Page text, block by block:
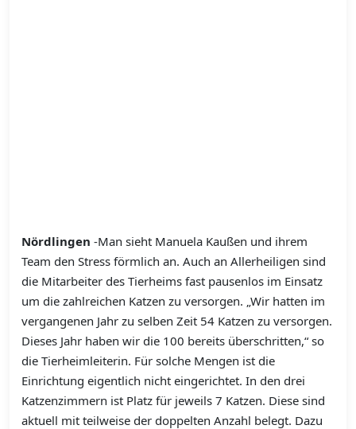
Nördlingen -Man sieht Manuela Kaußen und ihrem
Team den Stress förmlich an. Auch an Allerheiligen sind
die Mitarbeiter des Tierheims fast pausenlos im Einsatz
um die zahlreichen Katzen zu versorgen. „Wir hatten im
vergangenen Jahr zu selben Zeit 54 Katzen zu versorgen.
Dieses Jahr haben wir die 100 bereits überschritten,“ so
die Tierheimleiterin. Für solche Mengen ist die
Einrichtung eigentlich nicht eingerichtet. In den drei
Katzenzimmern ist Platz für jeweils 7 Katzen. Diese sind
aktuell mit teilweise der doppelten Anzahl belegt. Dazu